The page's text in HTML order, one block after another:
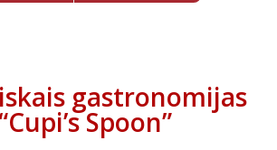
gastronomijas
Spoon”